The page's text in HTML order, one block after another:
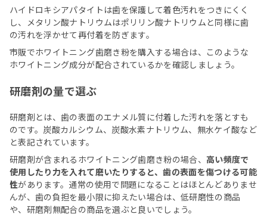
ハイドロキシアパタイトは歯を保護して着色汚れをつきにくく
し、メタリン酸ナトリウムはポリリン酸ナトリウムと同様に歯
の汚れを浮かせて再付着を防ぎます。
市販でホワイトニング歯磨き粉を購入する場合は、このような
ホワイトニング成分が配合されているかを確認しましょう。
研磨剤の量で選ぶ
研磨剤とは、歯の表面のエナメル質に付着した汚れを落とすも
のです。炭酸カルシウム、炭酸水素ナトリウム、無水ケイ酸など
と表記されています。
研磨剤が含まれるホワイトニング歯磨き粉の場合、 高い頻度で
使用したり力を入れて磨いたりすると、歯の表面を傷つける可能
性があります。通常の使用で問題になることはほとんどありませ
んが、歯の負担を最小限に抑えたい場合は、低研磨性の商品
や、研磨剤無配合の商品を選ぶと良いでしょう。